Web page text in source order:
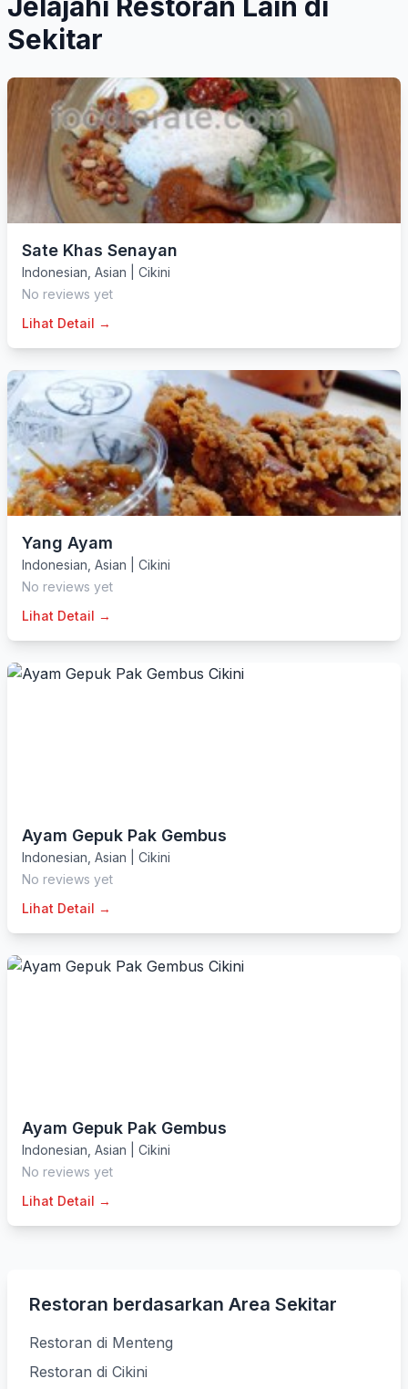
Sekitar
Sate Khas Senayan
Indonesian Asian
Cikini
No reviews yet
Lihat Detail →
Yang Ayam
Indonesian Asian
Cikini
No reviews yet
Lihat Detail →
Ayam Gepuk Pak Gembus
Indonesian Asian
Cikini
No reviews yet
Lihat Detail →
Ayam Gepuk Pak Gembus
Indonesian Asian
Cikini
No reviews yet
Lihat Detail →
Restoran berdasarkan Area Sekitar
Restoran di Menteng
Restoran di Cikini